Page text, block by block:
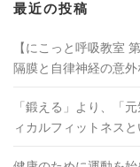
最近の投稿
【にこっと呼吸教室
隔膜と自律神経の意
「鍛える」より、「
ィカルフィットネス